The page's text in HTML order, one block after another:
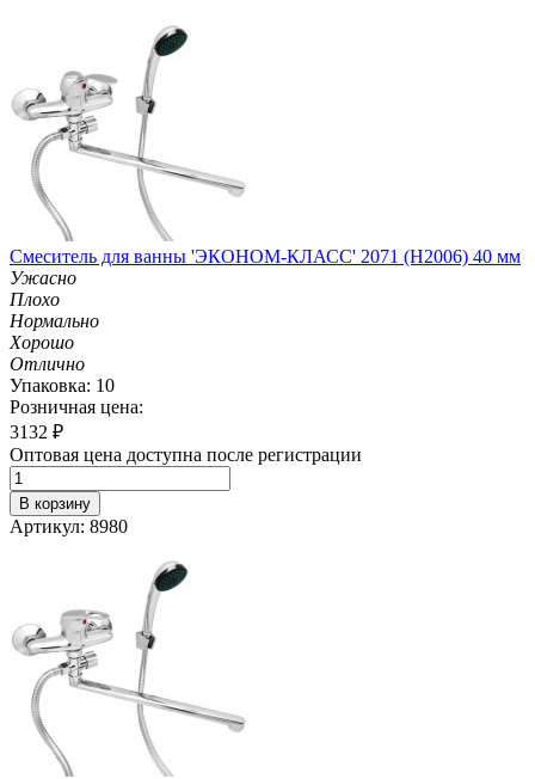
Смеситель для ванны 'ЭКОНОМ-КЛАСС' 2071 (H2006) 40 мм
Ужасно
Плохо
Нормально
Хорошо
Отлично
Упаковка: 10
Розничная цена:
3132 ₽
Оптовая цена доступна после регистрации
В корзину
Артикул: 8980